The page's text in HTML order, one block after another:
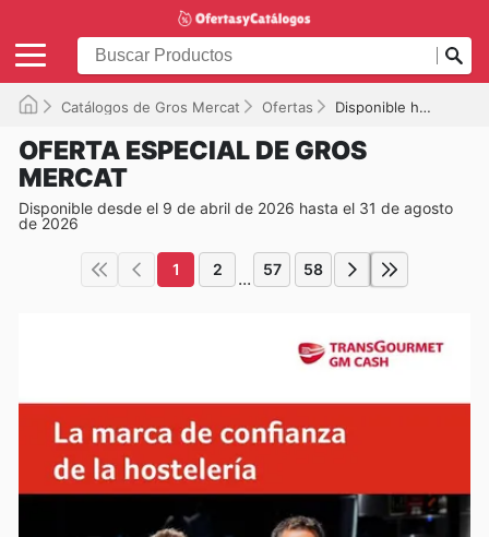
Catálogos de Gros Mercat Ofertas Disponible hasta el 31/08/2026
OFERTA ESPECIAL DE GROS
MERCAT
Disponible desde el 9 de abril de 2026 hasta el 31 de agosto
de 2026
1 2 ... 57 58